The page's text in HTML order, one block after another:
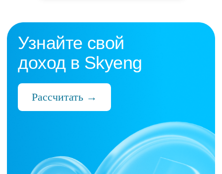
которые ценят:
Время
Готовые планы и материалы, онлайн-
платформа с автопроверкой заданий,
поддержка 24/7 и никакой бюрократии
Деньги
без штрафов и переработок, скрытых
условий и неприятных сюрпризов
Уважение к преподавателю и его